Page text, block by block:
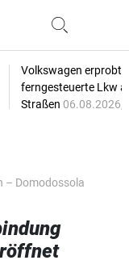
Volkswagen erprobt
ferngesteuerte Lkw
Straßen 06.08.2026,
– Domodossola